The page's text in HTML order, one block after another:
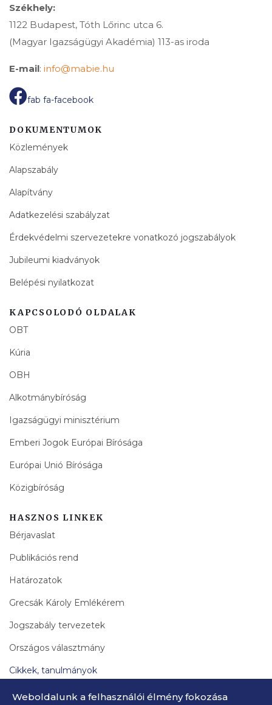
Székhely:
1122 Budapest, Tóth Lőrinc utca 6.
(Magyar Igazságügyi Akadémia) 113-as iroda
E-mail: info@mabie.hu
fab fa-facebook
DOKUMENTUMOK
Közlemények
Alapszabály
Alapítvány
Adatkezelési szabályzat
Érdekvédelmi szervezetekre vonatkozó jogszabályok
Jubileumi kiadványok
Belépési nyilatkozat
KAPCSOLODÓ OLDALAK
OBT
Kúria
OBH
Alkotmánybíróság
Igazságügyi minisztérium
Emberi Jogok Európai Bírósága
Európai Unió Bírósága
Közigbíróság
HASZNOS LINKEK
Bérjavaslat
Publikációs rend
Határozatok
Grecsák Károly Emlékérem
Jogszabály tervezetek
Országos választmány
Cikkek, tanulmányok
Bírák Lapja Archívum
Weboldalunk a felhasználói élmény fokozása